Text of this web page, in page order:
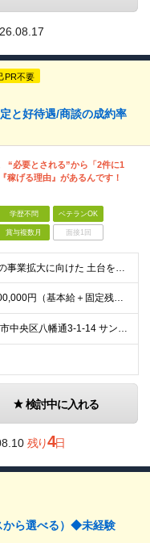
PR不要
と好待遇/商談の成約率
“必要とされる”から「2件に1
稼げる理由』があるんです！
学歴不問 ベテランOK
賞与複数月 面接1回
今回の募集は、今後の事業拡大に向けた 土台を築いていくための"増員"募集です。 急な欠員や業務過多が理由の急募ではなく、 先を見据えた『育成前提』の採用なので、 少しでも興味があればぜひご応募くださ
■月給350,000円～500,000円（基本給＋固定残業代＋その他手当）＋インセンティブ ∟基本給268,400円～411,700円 固定残業代57,600円～88,300円（28時間分）
【本社】 兵庫県神戸市中央区八幡通3-1-14 サンシポートビル6F ★転居を伴う転勤はありません ＜アクセス＞ ・海岸線「三宮・花時計前駅」より徒歩2分 ・阪神本線「神戸三宮駅」より徒歩6分 ・阪
検討中に入れる
残り4日
から選べる）◆未経験